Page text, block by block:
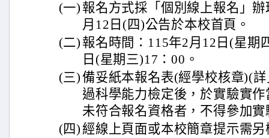
(一) 報名方式採「個別線上報名」
月12日(四)公告於本校首頁。
(二) 報名時間：115年2月12日(星期
日(星期三)17：00。
(三)備妥紙本報名表(經學校核章)(
過科學能力檢定後，於實驗實
未符合報名資格者，不得參加
(四) 經線上頁面或本校簡章提示需